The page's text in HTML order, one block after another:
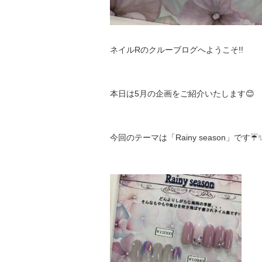
ネイルRのクルーブログへようこそ!!
本日は5月の企画をご紹介いたします😊
今回のテーマは「Rainy season」です